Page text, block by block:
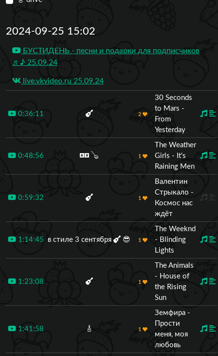
2024-09-25 15:02
БУСТИДЕНЬ - песни и подарки для подписчиков
♬♪ 25.09.24
live.vkvideo.ru 25.09.24
0:36:11 2
30 Seconds
to Mars -
From
Yesterday
0:48:56 🪕 1
The Weather
Girls - It's
Raining Men
0:59:32 1
Валентин
Стрыкало -
Космос нас
ждёт
1:14:45 в стиле 3 сентября 😎 1
The Weeknd
- Blinding
Lights
1:23:08 1
The Animals
- House of
the Rising
Sun
1:41:58 🎸 1
Земфира -
Прости
меня, моя
любовь